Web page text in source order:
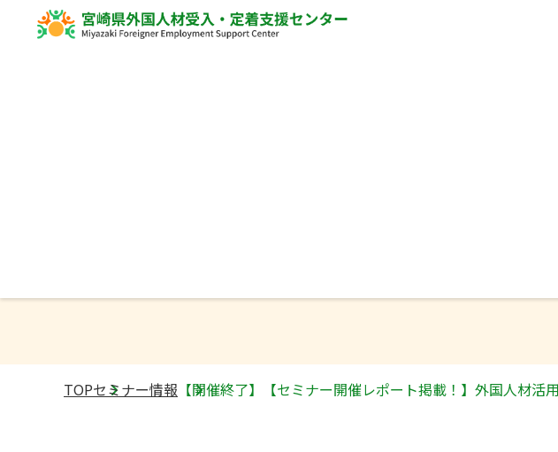
TOPセミナー情報 【開催終了】【セミナー開催レポート掲載！】外国人材活